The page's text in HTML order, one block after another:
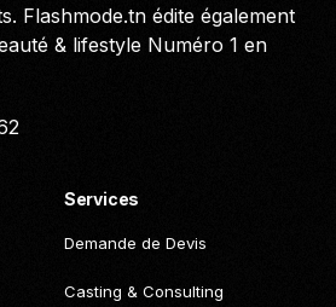
Flashmode.tn édite également
& lifestyle Numéro 1 en
Services
Demande de Devis
Casting & Consulting